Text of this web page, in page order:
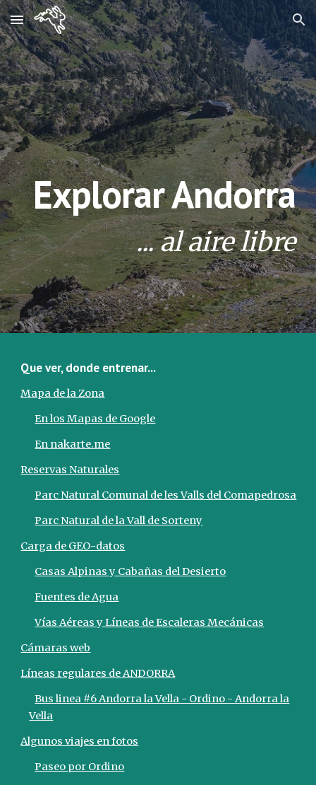
Skip to main content Skip to navigation
Explorar Andorra
... al aire libre
Que ver, donde entrenar...
Mapa de la Zona
En los Mapas de Google
En nakarte.me
Reservas Naturales
Parc Natural Comunal de les Valls del Comapedrosa
Parc Natural de la Vall de Sorteny
Сarga de GEO-datos
Casas Alpinas y Cabañas del Desierto
Fuentes de Agua
Vías Aéreas y Líneas de Escaleras Mecánicas
Сámaras web
Líneas regulares de ANDORRA
Bus linea #6 Andorra la Vella - Ordino - Andorra la
Vella
Algunos viajes en fotos
Paseo por Ordino